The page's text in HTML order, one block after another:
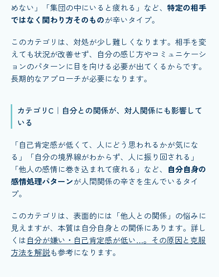
めない」「集団の中にいると疲れる」など、特定の相手
ではなく関わり方そのものが辛いタイプ。
このカテゴリは、対処が少し難しくなります。相手を変
えても状況が改善せず、自分の感じ方やコミュニケーシ
ョンのパターンに目を向ける必要が出てくるからです。
長期的なアプローチが必要になります。
カテゴリC｜自分との関係が、対人関係にも影響して
いる
「自己肯定感が低くて、人にどう思われるかが気にな
る」「自分の境界線がわからず、人に振り回される」
「他人の感情に巻き込まれて疲れる」など、
自分自身の
感情処理パターンが人間関係の辛さを生んでいるタイ
プ。
このカテゴリは、表面的には「他人との関係」の悩みに
見えますが、本質は自分自身との関係にあります。詳し
くは 自分が嫌い・自己肯定感が低い…。その原因と克服
方法を解説も参考になります。